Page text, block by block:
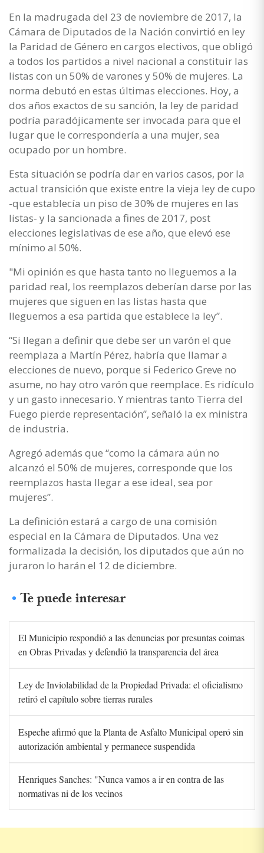
En la madrugada del 23 de noviembre de 2017, la
Cámara de Diputados de la Nación convirtió en ley
la Paridad de Género en cargos electivos, que obligó
a todos los partidos a nivel nacional a constituir las
listas con un 50% de varones y 50% de mujeres. La
norma debutó en estas últimas elecciones. Hoy, a
dos años exactos de su sanción, la ley de paridad
podría paradójicamente ser invocada para que el
lugar que le correspondería a una mujer, sea
ocupado por un hombre.
Esta situación se podría dar en varios casos, por la
actual transición que existe entre la vieja ley de cupo
-que establecía un piso de 30% de mujeres en las
listas- y la sancionada a fines de 2017, post
elecciones legislativas de ese año, que elevó ese
mínimo al 50%.
"Mi opinión es que hasta tanto no lleguemos a la
paridad real, los reemplazos deberían darse por las
mujeres que siguen en las listas hasta que
lleguemos a esa partida que establece la ley”.
“Si llegan a definir que debe ser un varón el que
reemplaza a Martín Pérez, habría que llamar a
elecciones de nuevo, porque si Federico Greve no
asume, no hay otro varón que reemplace. Es ridículo
y un gasto innecesario. Y mientras tanto Tierra del
Fuego pierde representación”, señaló la ex ministra
de industria.
Agregó además que “como la cámara aún no
alcanzó el 50% de mujeres, corresponde que los
reemplazos hasta llegar a ese ideal, sea por
mujeres”.
La definición estará a cargo de una comisión
especial en la Cámara de Diputados. Una vez
formalizada la decisión, los diputados que aún no
juraron lo harán el 12 de diciembre.
Te puede interesar
El Municipio respondió a las denuncias por presuntas coimas
en Obras Privadas y defendió la transparencia del área
Ley de Inviolabilidad de la Propiedad Privada: el oficialismo
retiró el capítulo sobre tierras rurales
Espeche afirmó que la Planta de Asfalto Municipal operó sin
autorización ambiental y permanece suspendida
Henriques Sanches: "Nunca vamos a ir en contra de las
normativas ni de los vecinos